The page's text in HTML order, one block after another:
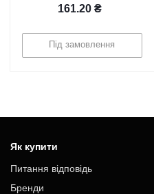
161.20 ₴
Під замовлення
Як купити
Питання відповідь
Бренди